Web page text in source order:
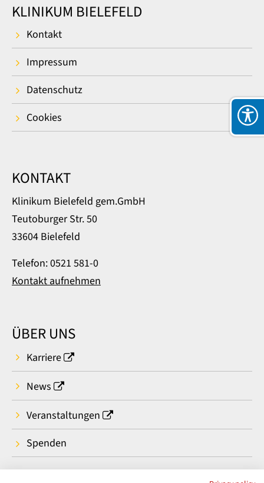
KLINIKUM BIELEFELD
Kontakt
Impressum
Datenschutz
Cookies
KONTAKT
Klinikum Bielefeld gem.GmbH
Teutoburger Str. 50
33604 Bielefeld
Telefon: 0521 581-0
Kontakt aufnehmen
ÜBER UNS
Karriere
News
Veranstaltungen
Spenden